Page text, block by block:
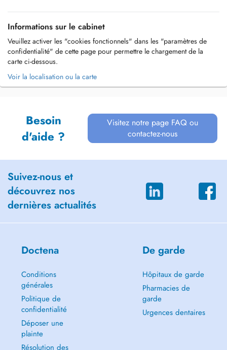
Informations sur le cabinet
Veuillez activer les "cookies fonctionnels" dans les "paramètres de
confidentialité" de cette page pour permettre le chargement de la
carte ci-dessous.
Voir la localisation ou la carte
Besoin
d'aide ?
Visitez notre page FAQ ou
contactez-nous
Suivez-nous et
découvrez nos
dernières actualités
Doctena
Conditions
générales
Politique de
confidentialité
Déposer une
plainte
Résolution des
De garde
Hôpitaux de garde
Pharmacies de
garde
Urgences dentaires